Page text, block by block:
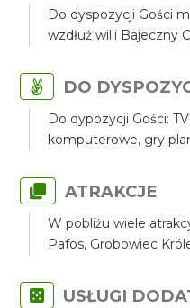
Do dyspozycji Gości
wzdłuż willi Bajeczny
DO
Do dypozycji Gości:
komputerowe, gry
ATRAKCJE
W pobliżu wiele
Pafos, Grobowiec
USŁUGI